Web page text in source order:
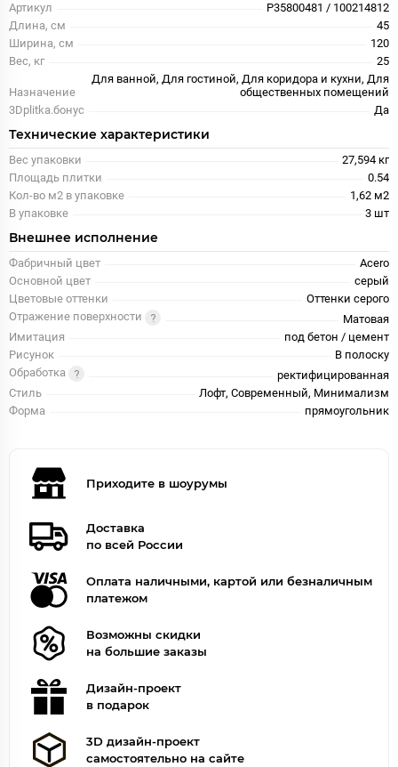
Артикул
P35800481 / 100214812
Длина, см
45
Ширина, см
120
Вес, кг
25
Назначение
Для ванной, Для гостиной, Для коридора и кухни, Для
общественных помещений
3Dplitka.бонус
Да
Технические характеристики
Вес упаковки
27,594 кг
Площадь плитки
0.54
Кол-во м2 в упаковке
1,62 м2
В упаковке
3 шт
Внешнее исполнение
Фабричный цвет
Acero
Основной цвет
серый
Цветовые оттенки
Оттенки серого
Отражение поверхности
Матовая
Имитация
под бетон / цемент
Рисунок
В полоску
Обработка
ректифицированная
Стиль
Лофт, Современный, Минимализм
Форма
прямоугольник
Приходите в шоурумы
Доставка
по всей России
Оплата наличными, картой или безналичным
платежом
Возможны скидки
на большие заказы
Дизайн-проект
в подарок
3D дизайн-проект
самостоятельно на сайте